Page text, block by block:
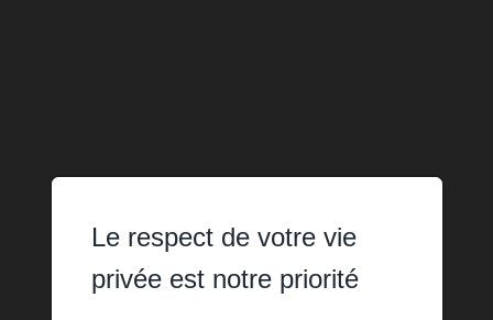
Le respect de votre vie
privée est notre priorité